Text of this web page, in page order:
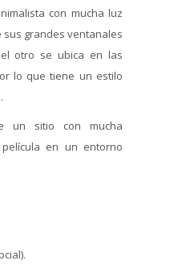
con mucha luz
grandes ventanales
otro se ubica en las
lo que tiene un estilo
un sitio con mucha
en un entorno